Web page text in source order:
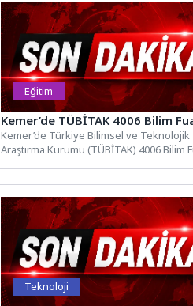
Eğitim
Kemer’de TÜBİTAK 4006 Bilim
Kemer’de Türkiye Bilimsel ve Teknolojik
Araştırma Kurumu (TÜBİTAK) 4006 Bilim
Teknoloji